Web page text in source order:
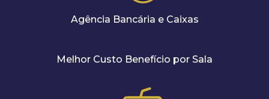
Agência Bancária e Caixas
Melhor Custo Benefício por Sala